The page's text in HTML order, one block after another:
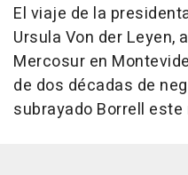
El viaje de la
Ursula Von der Leyen,
Mercosur en
de dos décadas de
subrayado Borrell